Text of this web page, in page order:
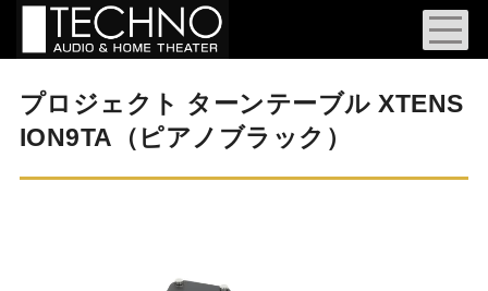
プロジェクト ターンテーブル XTENS
ION9TA（ピアノブラック）